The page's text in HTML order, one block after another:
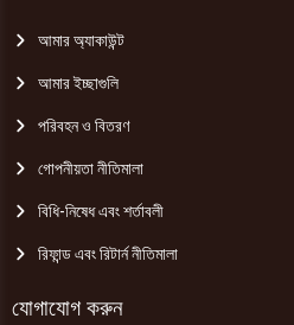
আমার অ্যাকাউন্ট
আমার ইচ্ছাগুলি
পরিবহন ও বিতরণ
গোপনীয়তা নীতিমালা
বিধি-নিষেধ এবং শর্তাবলী
রিফান্ড এবং রিটার্ন নীতিমালা
যোগাযোগ করুন